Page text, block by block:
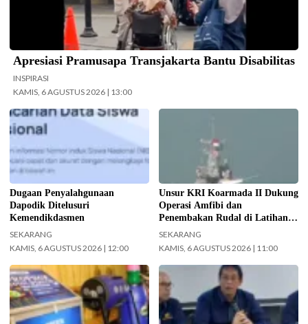
Apresiasi Pramusapa Transjakarta Bantu Disabilitas
INSPIRASI
KAMIS, 6 AGUSTUS 2026 | 13:00
Kemendikdasmen gerak cepat
(gercep) melakukan verifikasi dan
penelusuran terhadap informasi
soal dugaan penyalahgunaan Data
Pokok Pendidikan (Dapodik).
(Foto: ist)
Dugaan Penyalahgunaan
Dapodik Ditelusuri
Kemendikdasmen
SEKARANG
KAMIS, 6 AGUSTUS 2026 | 12:00
TNI Terintegrasi Tahun 2026 yang
digelar di Daerah Latihan TNI AL
Pantai Todak, Dabo Singkep,
Kabupaten Lingga, Kepulauan Riau.
(Foto: Pen/2)
Unsur KRI Koarmada II Dukung
Operasi Amfibi dan
Penembakan Rudal di Latihan
TNI Terintegrasi Tahun 2026
SEKARANG
KAMIS, 6 AGUSTUS 2026 | 11:00
Pemkot Surabaya gelar Lomba
Pisang Danor. (Foto:
Surabaya.go.id)
Menteri Keuangan (Menkeu)
Purbaya Yudhi Sadewa.
(InfoPublik.id)